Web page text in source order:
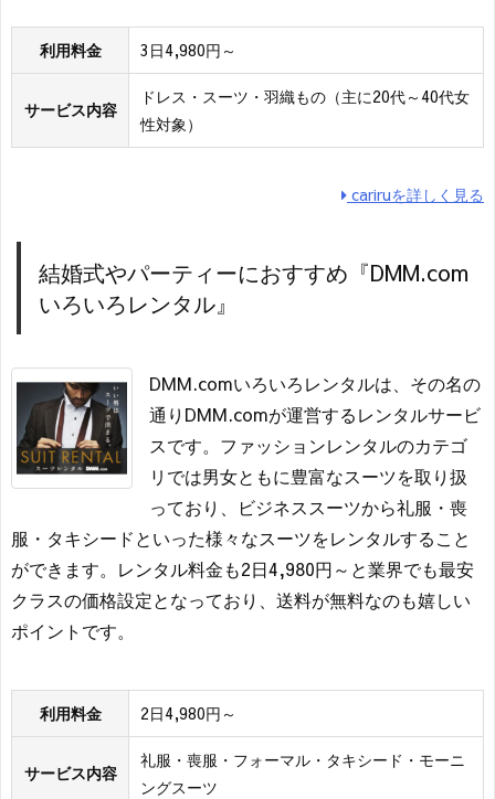
利用料金 3日4,980円～
サービス内容
ドレス・スーツ・羽織もの（主に20代～40代女
性対象）
cariruを詳しく見る
結婚式やパーティーにおすすめ『DMM.com
いろいろレンタル』
DMM.comいろいろレンタルは、その名の
通りDMM.comが運営するレンタルサービ
スです。ファッションレンタルのカテゴ
リでは男女ともに豊富なスーツを取り扱
っており、ビジネススーツから礼服・喪
服・タキシードといった様々なスーツをレンタルすること
ができます。レンタル料金も2日4,980円～と業界でも最安
クラスの価格設定となっており、送料が無料なのも嬉しい
ポイントです。
利用料金 2日4,980円～
サービス内容
礼服・喪服・フォーマル・タキシード・モーニ
ングスーツ